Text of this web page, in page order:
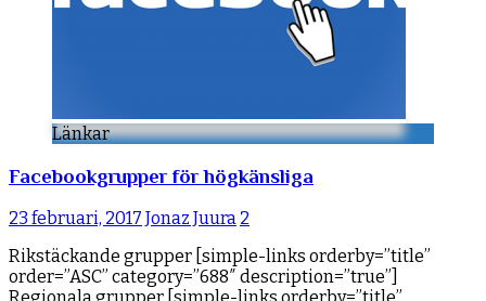
Länkar
Facebookgrupper för högkänsliga
23 februari, 2017 Jonaz Juura 2
Rikstäckande grupper [simple-links orderby=”title”
order=”ASC” category=”688″ description=”true”]
Regionala grupper [simple-links orderby=”title”